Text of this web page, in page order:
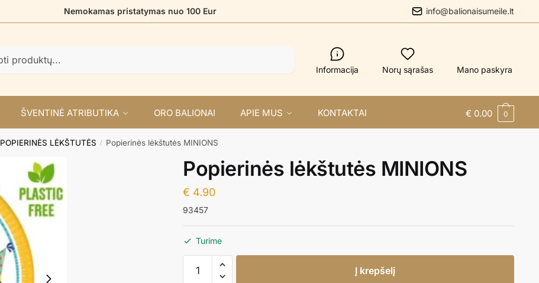
Nemokamas pristatymas nuo 100 Eur info@balionaisumeile.lt
Informacija Norų sąrašas Mano paskyra
ŠVENTINĖ ATRIBUTIKA ORO BALIONAI APIE MUS KONTAKTAI € 0.00 0
POPIERINĖS LĖKŠTUTĖS / Popierinės lėkštutės MINIONS
Popierinės lėkštutės MINIONS
€ 4.90
93457
Turime
produkto
kiekis:
Į krepšelį